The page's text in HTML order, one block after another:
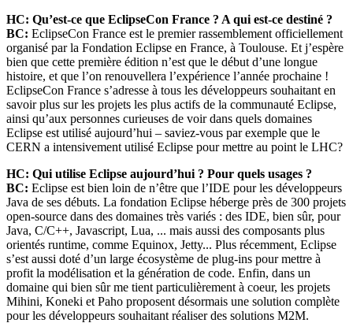
HC: Qu’est-ce que EclipseCon France ? A qui est-ce destiné ?
BC: EclipseCon France est le premier rassemblement officiellement
organisé par la Fondation Eclipse en France, à Toulouse. Et j’espère
bien que cette première édition n’est que le début d’une longue
histoire, et que l’on renouvellera l’expérience l’année prochaine !
EclipseCon France s’adresse à tous les développeurs souhaitant en
savoir plus sur les projets les plus actifs de la communauté Eclipse,
ainsi qu’aux personnes curieuses de voir dans quels domaines
Eclipse est utilisé aujourd’hui – saviez-vous par exemple que le
CERN a intensivement utilisé Eclipse pour mettre au point le LHC?
HC: Qui utilise Eclipse aujourd’hui ? Pour quels usages ?
BC: Eclipse est bien loin de n’être que l’IDE pour les développeurs
Java de ses débuts. La fondation Eclipse héberge près de 300 projets
open-source dans des domaines très variés : des IDE, bien sûr, pour
Java, C/C++, Javascript, Lua, ... mais aussi des composants plus
orientés runtime, comme Equinox, Jetty... Plus récemment, Eclipse
s’est aussi doté d’un large écosystème de plug-ins pour mettre à
profit la modélisation et la génération de code. Enfin, dans un
domaine qui bien sûr me tient particulièrement à coeur, les projets
Mihini, Koneki et Paho proposent désormais une solution complète
pour les développeurs souhaitant réaliser des solutions M2M.